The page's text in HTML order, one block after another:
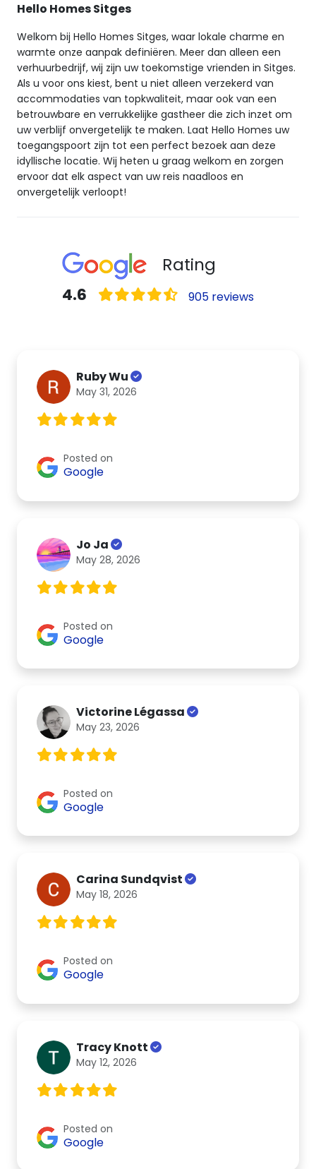
Hello Homes Sitges
Welkom bij Hello Homes Sitges, waar lokale charme en
warmte onze aanpak definiëren. Meer dan alleen een
verhuurbedrijf, wij zijn uw toekomstige vrienden in Sitges.
Als u voor ons kiest, bent u niet alleen verzekerd van
accommodaties van topkwaliteit, maar ook van een
betrouwbare en verrukkelijke gastheer die zich inzet om
uw verblijf onvergetelijk te maken. Laat Hello Homes uw
toegangspoort zijn tot een perfect bezoek aan deze
idyllische locatie. Wij heten u graag welkom en zorgen
ervoor dat elk aspect van uw reis naadloos en
onvergetelijk verloopt!
Rating
4.6 905 reviews
Ruby Wu
May 31, 2026
Posted on
Google
Jo Ja
May 28, 2026
Posted on
Google
Victorine Légassa
May 23, 2026
Posted on
Google
Carina Sundqvist
May 18, 2026
Posted on
Google
Tracy Knott
May 12, 2026
Posted on
Google